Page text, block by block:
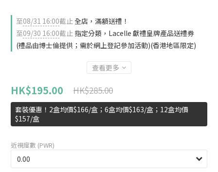
至08/31 16:00截止全店，滿額送禮！
至09/30 16:00截止 指定分類，Lacelle 獻禮皇牌產品送禮券
(禮品由博士倫提供；需於網上登記參加活動)(香港地區限定)
查看更多
HK$195.00 HK$285.00
套裝優惠！2盒均價$166/盒；6盒均價$163/盒；12盒均價
$157/盒
近視度數 (PWR)